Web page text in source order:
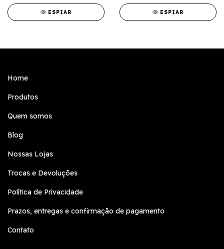
ESPIAR ESPIAR
Home
Produtos
Quem somos
Blog
Nossas Lojas
Trocas e Devoluções
Política de Privacidade
Prazos, entregas e confirmação de pagamento
Contato